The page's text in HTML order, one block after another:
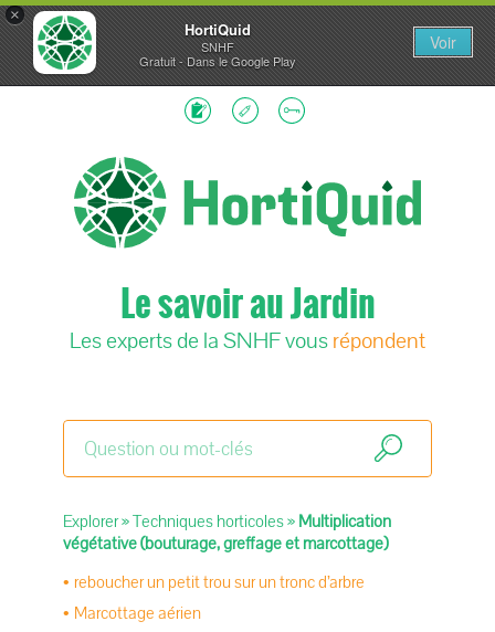
×
HortiQuid
SNHF
Gratuit - Dans le Google Play
Voir
Le savoir au Jardin
Les experts de la SNHF vousrépondent
Explorer»Techniques horticoles» Multiplication
végétative (bouturage, greffage et marcottage)
reboucher un petit trou sur un tronc d’arbre
Marcottage aérien